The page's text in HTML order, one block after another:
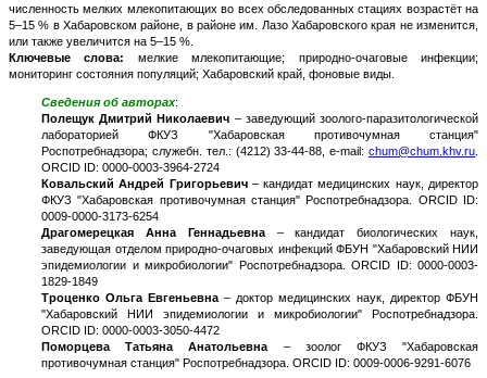
численность мелких млекопитающих во всех обследованных стациях возрастёт на
5–15 % в Хабаровском районе, в районе им. Лазо Хабаровского края не изменится,
или также увеличится на 5–15 %.
Ключевые слова:
мелкие млекопитающие; природно-очаговые инфекции;
мониторинг состояния популяций; Хабаровский край, фоновые виды.
Сведения об авторах:
Полещук Дмитрий Николаевич – заведующий зоолого-паразитологической
лабораторией ФКУЗ "Хабаровская противочумная станция"
Роспотребнадзора; служебн. тел.: (4212) 33-44-88, e-mail: chum@chum.khv.ru
ORCID ID: 0000-0003-3964-2724
Ковальский Андрей Григорьевич – кандидат медицинских наук, директор
ФКУЗ "Хабаровская противочумная станция" Роспотребнадзора. ORCID ID:
0009-0000-3173-6254
Драгомерецкая Анна Геннадьевна – кандидат биологических наук,
заведующая отделом природно-очаговых инфекций ФБУН "Хабаровский НИИ
эпидемиологии и микробиологии" Роспотребнадзора. ORCID ID: 0000-0003-
1829-1849
Троценко Ольга Евгеньевна – доктор медицинских наук, директор ФБУН
"Хабаровский НИИ эпидемиологии и микробиологии" Роспотребнадзора.
ORCID ID: 0000-0003-3050-4472
Поморцева Татьяна Анатольевна – зоолог ФКУЗ "Хабаровская
противочумная станция" Роспотребнадзора. ORCID ID: 0009-0006-9291-6076